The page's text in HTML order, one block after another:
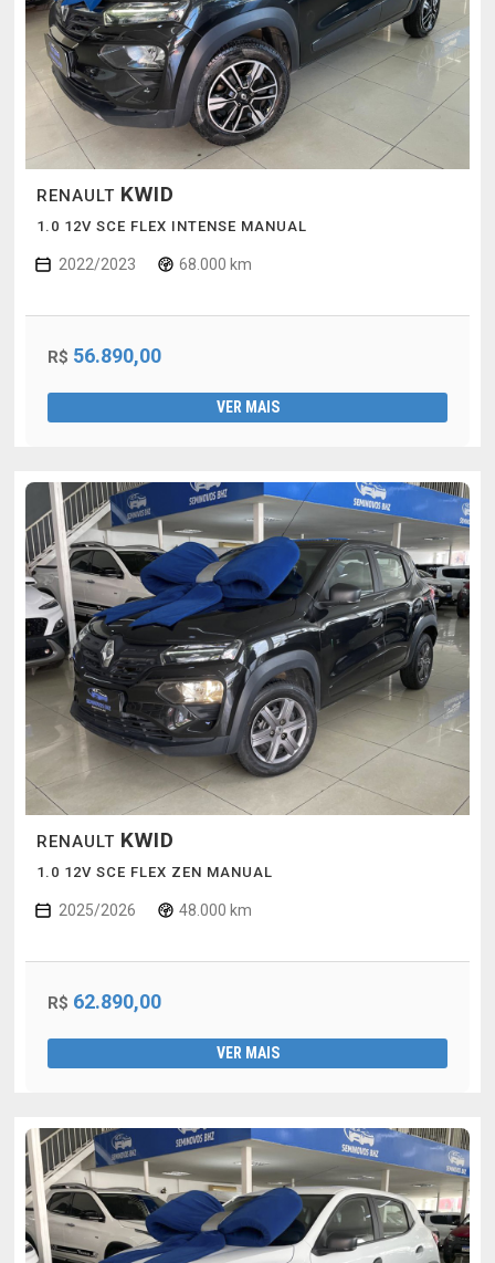
RENAULT KWID
1.0 12V SCE FLEX INTENSE MANUAL
2022/2023 68.000 km
R$ 56.890,00
VER MAIS
RENAULT KWID
1.0 12V SCE FLEX ZEN MANUAL
2025/2026 48.000 km
R$ 62.890,00
VER MAIS